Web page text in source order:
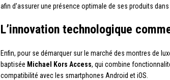
afin d’assurer une présence optimale de ses produits
L’innovation technologique
Enfin, pour se démarquer sur le marché des montres de
baptisée Michael Kors Access, qui combine
compatibilité avec les smartphones Android et iOS.